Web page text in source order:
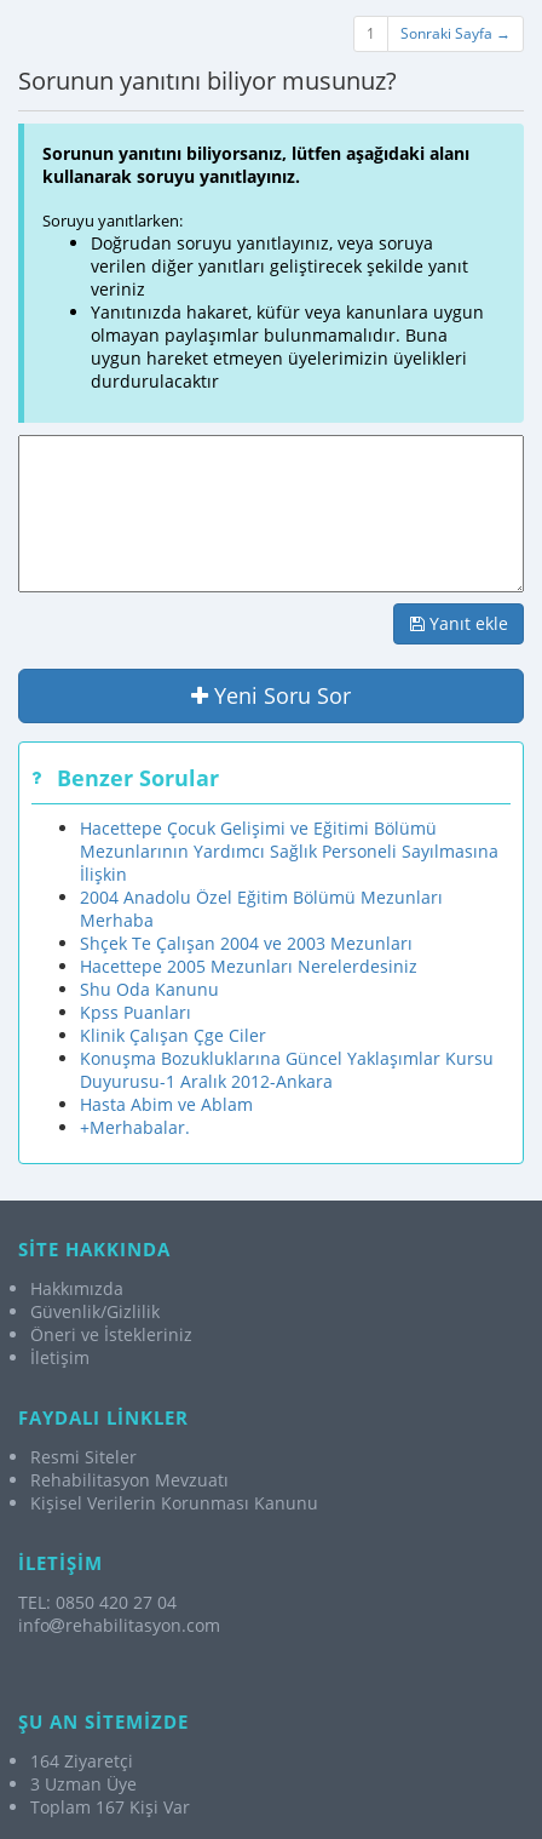
1 Sonraki Sayfa →
Sorunun yanıtını biliyor musunuz?
Sorunun yanıtını biliyorsanız, lütfen aşağıdaki alanı
kullanarak soruyu yanıtlayınız.
Soruyu yanıtlarken:
Doğrudan soruyu yanıtlayınız, veya soruya
verilen diğer yanıtları geliştirecek şekilde yanıt
veriniz
Yanıtınızda hakaret, küfür veya kanunlara uygun
olmayan paylaşımlar bulunmamalıdır. Buna
uygun hareket etmeyen üyelerimizin üyelikleri
durdurulacaktır
Yanıt ekle
Yeni Soru Sor
Benzer Sorular
Hacettepe Çocuk Gelişimi ve Eğitimi Bölümü
Mezunlarının Yardımcı Sağlık Personeli Sayılmasına
İlişkin
2004 Anadolu Özel Eğitim Bölümü Mezunları
Merhaba
Shçek Te Çalışan 2004 ve 2003 Mezunları
Hacettepe 2005 Mezunları Nerelerdesiniz
Shu Oda Kanunu
Kpss Puanları
Klinik Çalışan Çge Ciler
Konuşma Bozukluklarına Güncel Yaklaşımlar Kursu
Duyurusu-1 Aralık 2012-Ankara
Hasta Abim ve Ablam
+Merhabalar.
SİTE HAKKINDA
Hakkımızda
Güvenlik/Gizlilik
Öneri ve İstekleriniz
İletişim
FAYDALI LİNKLER
Resmi Siteler
Rehabilitasyon Mevzuatı
Kişisel Verilerin Korunması Kanunu
İLETİŞİM
TEL: 0850 420 27 04
info
rehabilitasyon.com
ŞU AN SİTEMİZDE
164 Ziyaretçi
3 Uzman Üye
Toplam 167 Kişi Var